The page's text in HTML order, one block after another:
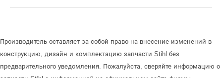
Производитель оставляет за собой право на внесение изменений в
конструкцию, дизайн и комплектацию запчасти Stihl без
предварительного уведомления. Пожалуйста, сверяйте информацию о